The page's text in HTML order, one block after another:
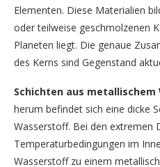
Elementen. Diese Materialien
oder teilweise geschmolzenen
Planeten liegt. Die genaue
des Kerns sind Gegenstand
Schichten aus metallischem
herum befindet sich eine dicke
Wasserstoff. Bei den extremen
Temperaturbedingungen im
Wasserstoff zu einem